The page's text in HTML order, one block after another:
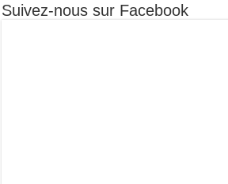
Suivez-nous sur Facebook